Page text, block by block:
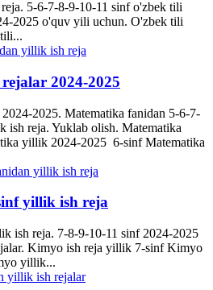
5-6-7-8-9-10-11 sinf o'zbek tili
2025 o'quv yili uchun. O'zbek tili
2024-2025
2025. Matematika fanidan 5-6-7-
ish reja. Yuklab olish. Matematika
yillik 2024-2025 6-sinf Matematika
yillik ish reja
ish reja. 7-8-9-10-11 sinf 2024-2025
Kimyo ish reja yillik 7-sinf Kimyo
yillik...